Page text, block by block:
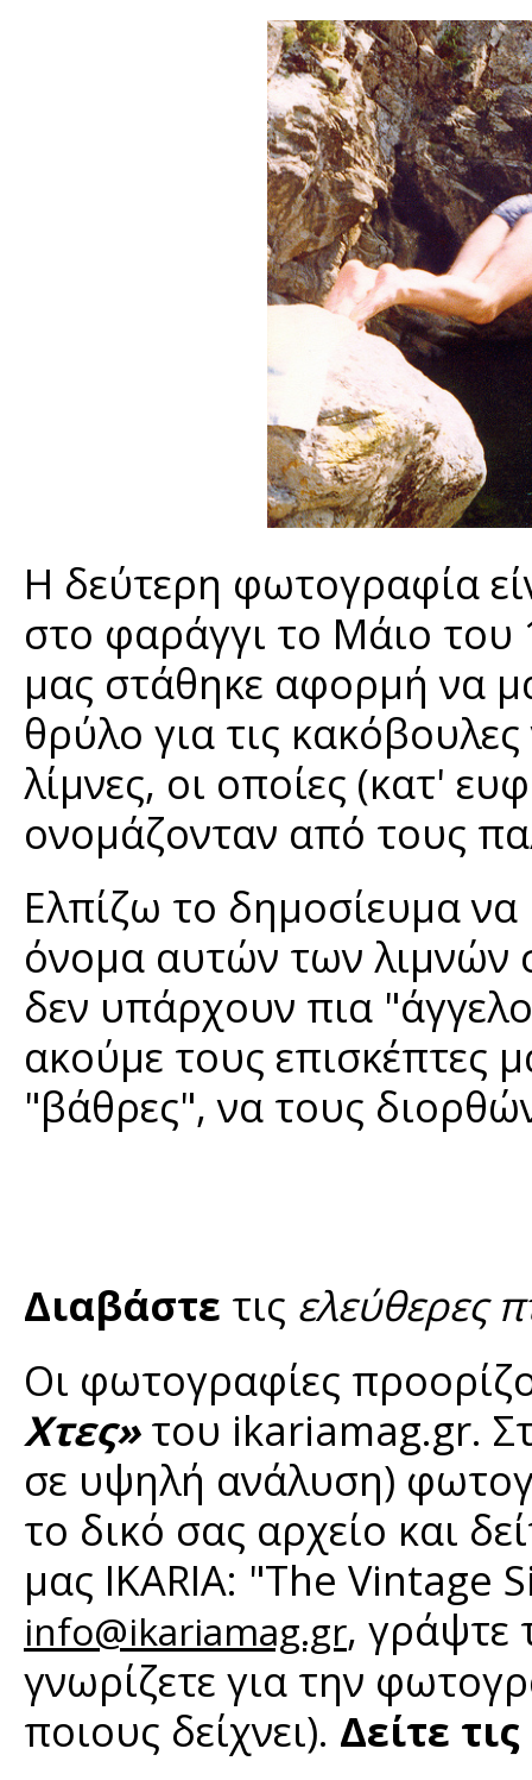
Η δεύτερη φωτογραφία
στο φαράγγι το Μάιο του
μας στάθηκε αφορμή να
θρύλο για τις
λίμνες, οι οποίες (κατ'
ονομάζονταν από τους
Ελπίζω το δημοσίευμα
όνομα αυτών των λιμνών
δεν υπάρχουν πια
ακούμε τους επισκέπτες
"βάθρες", να τους
Διαβάστε τις ελεύθερες
Οι φωτογραφίες
Χτες»του ikariamag.gr.
σε υψηλή ανάλυση)
το δικό σας αρχείο και
μας IKARIA: "The Vintage
info@ikariamag.gr, γράψτε
γνωρίζετε για την
ποιους δείχνει). Δείτε τις